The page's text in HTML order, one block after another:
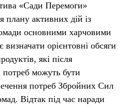
«Сади Перемоги»
плану активних дій із
основними харчовими
орієнтовні обсяги
які після
потреб можуть бути
потреб Збройних Сил
Відтак під час наради